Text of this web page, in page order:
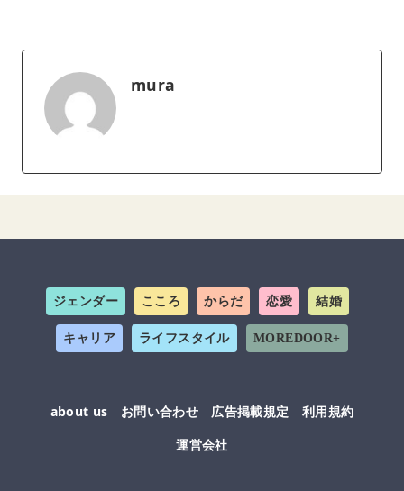
mura
ジェンダー こころ からだ 恋愛 結婚
キャリア ライフスタイル MOREDOOR+
about us お問い合わせ 広告掲載規定
利用規約
運営会社